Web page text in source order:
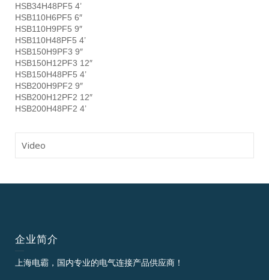
HSB34H48PF5 4’
HSB110H6PF5 6″
HSB110H9PF5 9″
HSB110H48PF5 4’
HSB150H9PF3 9″
HSB150H12PF3 12″
HSB150H48PF5 4’
HSB200H9PF2 9″
HSB200H12PF2 12″
HSB200H48PF2 4’
Video
企业简介
上海电霸，国内专业的电气连接产品供应商！